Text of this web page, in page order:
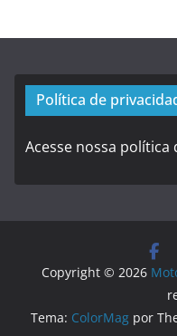
Política de
Acesse nossa política
Copyright © 2026
Tema: ColorMag por